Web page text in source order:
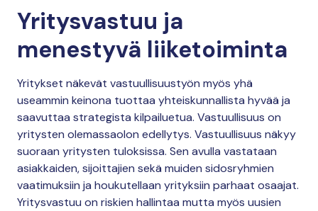
Yritysvastuu ja
menestyvä liiketoiminta
Yritykset näkevät vastuullisuustyön myös yhä
useammin keinona tuottaa yhteiskunnallista hyvää ja
saavuttaa strategista kilpailuetua. Vastuullisuus on
yritysten olemassaolon edellytys. Vastuullisuus näkyy
suoraan yritysten tuloksissa. Sen avulla vastataan
asiakkaiden, sijoittajien sekä muiden sidosryhmien
vaatimuksiin ja houkutellaan yrityksiin parhaat osaajat.
Yritysvastuu on riskien hallintaa mutta myös uusien